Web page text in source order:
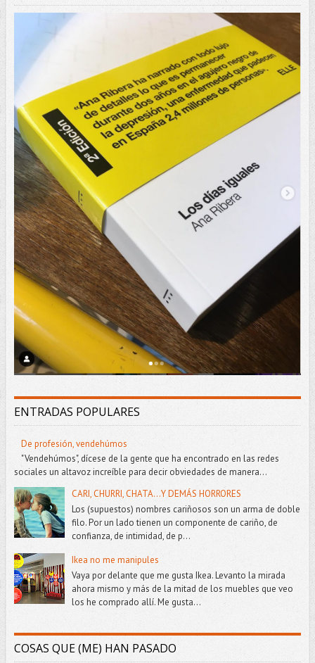
ENTRADAS POPULARES
De profesión, vendehúmos
"Vendehúmos", dícese de la gente que ha encontrado en las redes
sociales un altavoz increíble para decir obviedades de manera...
CARI, CHURRI, CHATA...Y DEMÁS HORRORES
Los (supuestos) nombres cariñosos son un arma de doble
filo. Por un lado tienen un componente de cariño, de
confianza, de intimidad, de p...
Ikea no me manipules
Vaya por delante que me gusta Ikea. Levanto la mirada
ahora mismo y más de la mitad de los muebles que veo
los he comprado allí. Me gusta...
COSAS QUE (ME) HAN PASADO